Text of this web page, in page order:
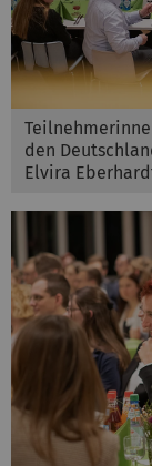
den
Elvira